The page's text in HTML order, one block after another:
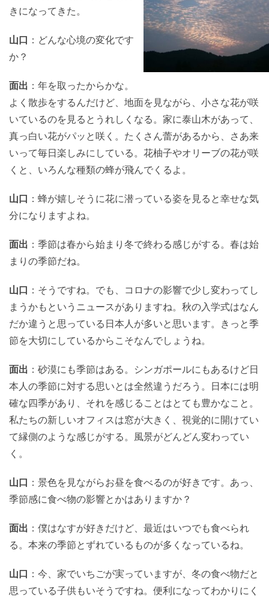
きになってきた。
山口
：どんな心境の変化です
か？
面出 ：年を取ったからかな。
よく散歩をするんだけど、地面を見ながら、小さな花が咲
いているのを見るとうれしくなる。家に泰山木があって、
真っ白い花がパッと咲く。たくさん蕾があるから、さあ来
いって毎日楽しみにしている。花柚子やオリーブの花が咲
くと、いろんな種類の蜂が飛んでくるよ。
山口
：蜂が嬉しそうに花に潜っている姿を見ると幸せな気
分になりますよね。
面出 ：季節は春から始まり冬で終わる感じがする。春は始
まりの季節だね。
山口
：そうですね。でも、コロナの影響で少し変わってし
まうかもというニュースがありますね。秋の入学式はなん
だか違うと思っている日本人が多いと思います。きっと季
節を大切にしているからこそなんでしょうね。
面出 ：砂漠にも季節はある。シンガポールにもあるけど日
本人の季節に対する思いとは全然違うだろう。日本には明
確な四季があり、それを感じることはとても豊かなこと。
私たちの新しいオフィスは窓が大きく、視覚的に開けてい
て縁側のような感じがする。風景がどんどん変わってい
く。
山口
：景色を見ながらお昼を食べるのが好きです。あっ、
季節感に食べ物の影響とかはありますか？
面出 ：僕はなすが好きだけど、最近はいつでも食べられ
る。本来の季節とずれているものが多くなっているね。
山口
：今、家でいちごが実っていますが、冬の食べ物だと
思っている子供もいそうですね。便利になってわかりにく